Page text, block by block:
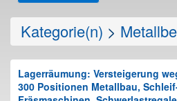
Kategorie(n) >
Lagerräumung: Versteigerung
300 Positionen Metallbau,